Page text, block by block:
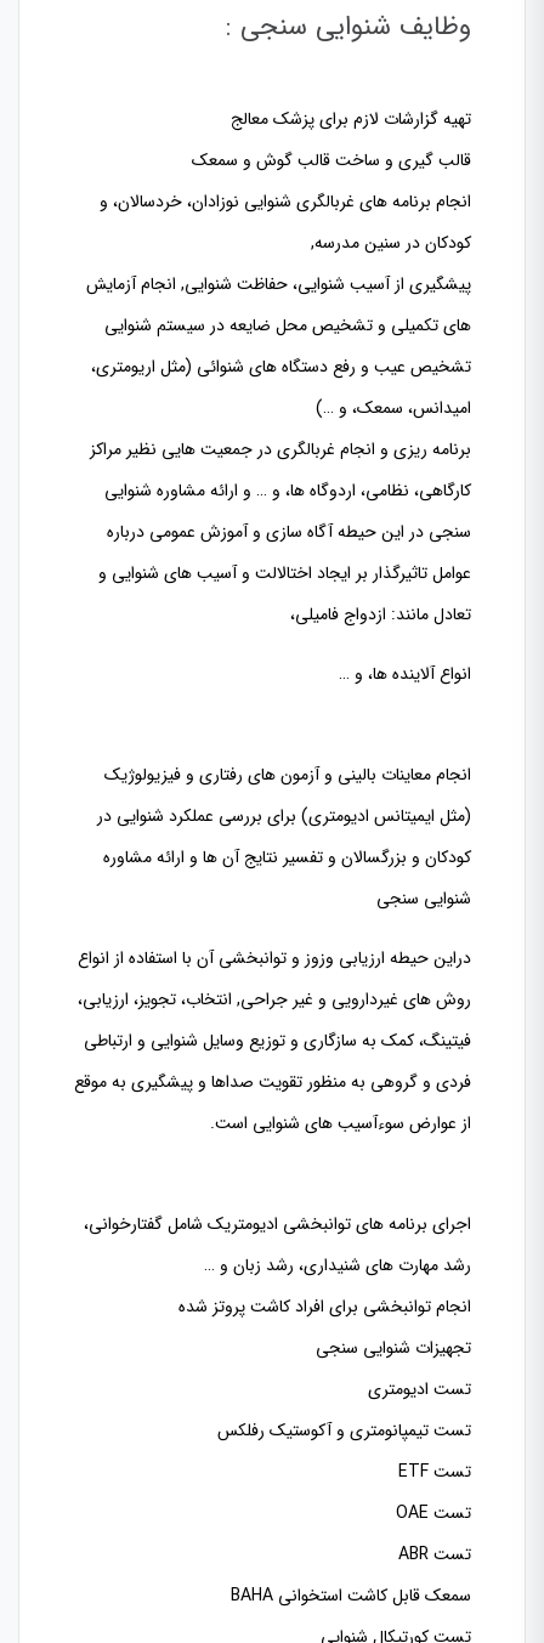
وظایف شنوایی سنجی :
تهیه گزارشات لازم برای پزشک معالج
قالب گیری و ساخت قالب گوش و سمعک
انجام برنامه های غربالگری شنوایی نوزادان، خردسالان، و
کودکان در سنین مدرسه,
پیشگیری از آسیب شنوایی، حفاظت شنوایی, انجام آزمایش
های تکمیلی و تشخیص محل ضایعه در سیستم شنوایی
تشخیص عیب و رفع دستگاه های شنوائی (مثل اریومتری،
امیدانس، سمعک، و …)
برنامه ریزی و انجام غربالگری در جمعیت هایی نظیر مراکز
کارگاهی، نظامی، اردوگاه ها، و … و ارائه مشاوره شنوایی
سنجی در این حیطه آگاه سازی و آموزش عمومی درباره
عوامل تاثیرگذار بر ایجاد اختالالت و آسیب های شنوایی و
تعادل مانند: ازدواج فامیلی،
انواع آلاینده ها، و …
انجام معاینات بالینی و آزمون های رفتاری و فیزیولوژیک
(مثل ایمیتانس ادیومتری) برای بررسی عملکرد شنوایی در
کودکان و بزرگسالان و تفسیر نتایج آن ها و ارائه مشاوره
شنوایی سنجی
دراین حیطه ارزیابی وزوز و توانبخشی آن با استفاده از انواع
روش های غیردارویی و غیر جراحی, انتخاب، تجویز، ارزیابی،
فیتینگ، کمک به سازگاری و توزیع وسایل شنوایی و ارتباطی
فردی و گروهی به منظور تقویت صداها و پیشگیری به موقع
از عوارض سوءآسیب های شنوایی است.
اجرای برنامه های توانبخشی ادیومتریک شامل گفتارخوانی،
رشد مهارت های شنیداری، رشد زبان و …
انجام توانبخشی برای افراد کاشت پروتز شده
تجهیزات شنوایی سنجی
تست ادیومتری
تست تیمپانومتری و آکوستیک رفلکس
تست ETF
تست OAE
تست ABR
سمعک قابل کاشت استخوانی BAHA
تست کورتیکال شنوایی